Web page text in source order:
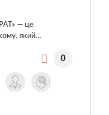
— це
який…
0